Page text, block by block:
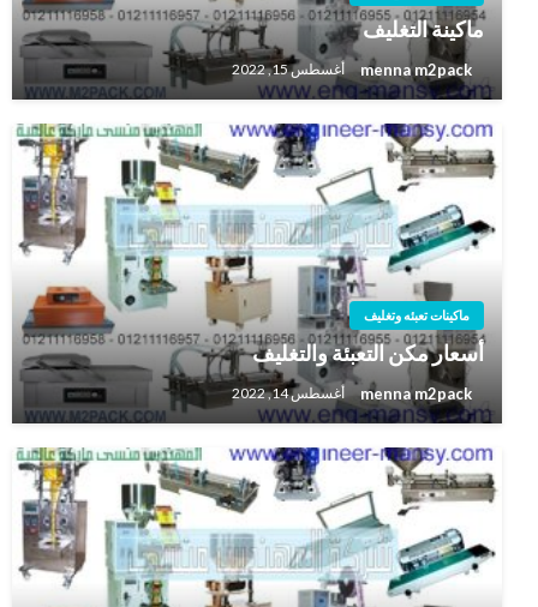
ماكينة التغليف
menna m2pack أغسطس 15, 2022
ماكينات تعبئه وتغليف
أسعار مكن التعبئة والتغليف
menna m2pack أغسطس 14, 2022